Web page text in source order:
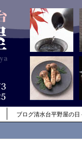
ブログ清水台平野屋の日